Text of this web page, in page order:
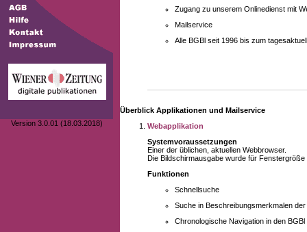
Version 3.0.01 (18.03.2018)
Zugang zu unserem Onlinedienst mit
Mailservice
Alle BGBl seit 1996 bis zum
Überblick Applikationen und Mailservice
Webapplikation
Systemvoraussetzungen
Einer der üblichen, aktuellen Webbrowser.
Die Bildschirmausgabe wurde für
Funktionen
Schnellsuche
Suche in Beschreibungsmerkmalen
Chronologische Navigation in den BGBl